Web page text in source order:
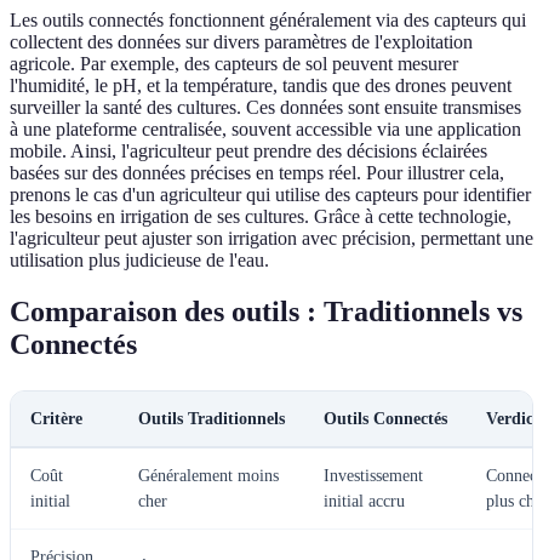
Les outils connectés fonctionnent généralement via des capteurs qui
collectent des données sur divers paramètres de l'exploitation
agricole. Par exemple, des capteurs de sol peuvent mesurer
l'humidité, le pH, et la température, tandis que des drones peuvent
surveiller la santé des cultures. Ces données sont ensuite transmises
à une plateforme centralisée, souvent accessible via une application
mobile. Ainsi, l'agriculteur peut prendre des décisions éclairées
basées sur des données précises en temps réel. Pour illustrer cela,
prenons le cas d'un agriculteur qui utilise des capteurs pour identifier
les besoins en irrigation de ses cultures. Grâce à cette technologie,
l'agriculteur peut ajuster son irrigation avec précision, permettant une
utilisation plus judicieuse de l'eau.
Comparaison des outils : Traditionnels vs
Connectés
Critère Outils Traditionnels Outils Connectés Verdict
Coût
initial
Généralement moins
cher
Investissement
initial accru
plus